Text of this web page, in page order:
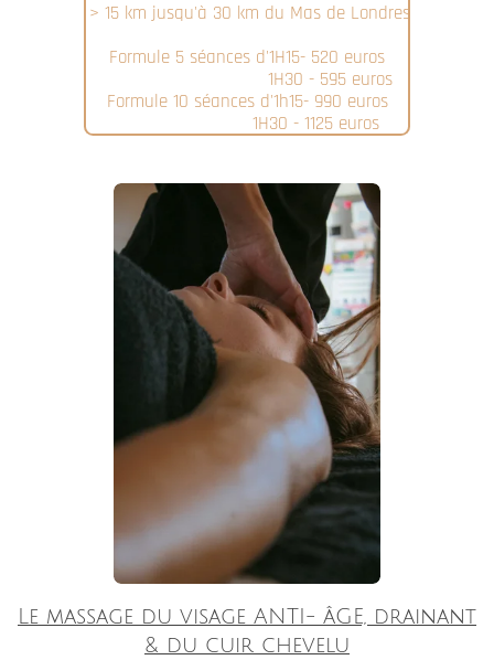
> 15 km jusqu'à 30 km du Mas de Londres
Formule 5 séances d'1H15- 520 euros
1H30 - 595 euros
Formule 10 séances d'1h15- 990 euros
1H30 - 1125 euros
Le massage du visage ANTI- âGE, drainant
& du cuir chevelu